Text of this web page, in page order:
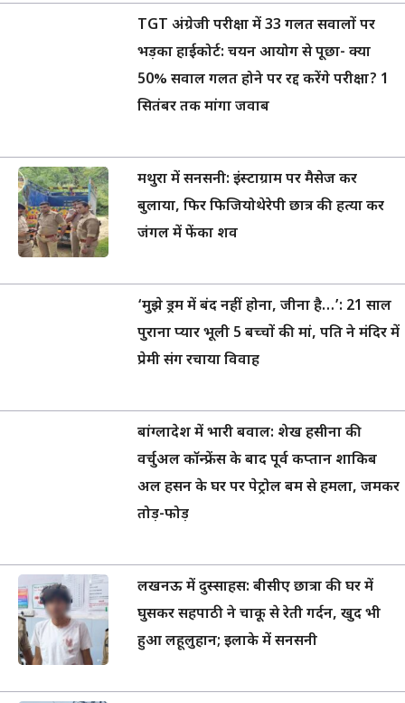
TGT अंग्रेजी परीक्षा में 33 गलत सवालों पर
भड़का हाईकोर्ट: चयन आयोग से पूछा- क्या
50% सवाल गलत होने पर रद्द करेंगे परीक्षा? 1
सितंबर तक मांगा जवाब
मथुरा में सनसनी: इंस्टाग्राम पर मैसेज कर
बुलाया, फिर फिजियोथेरेपी छात्र की हत्या कर
जंगल में फेंका शव
‘मुझे ड्रम में बंद नहीं होना, जीना है…’: 21 साल
पुराना प्यार भूली 5 बच्चों की मां, पति ने मंदिर में
प्रेमी संग रचाया विवाह
बांग्लादेश में भारी बवाल: शेख हसीना की
वर्चुअल कॉन्फ्रेंस के बाद पूर्व कप्तान शाकिब
अल हसन के घर पर पेट्रोल बम से हमला, जमकर
तोड़-फोड़
लखनऊ में दुस्साहस: बीसीए छात्रा की घर में
घुसकर सहपाठी ने चाकू से रेती गर्दन, खुद भी
हुआ लहूलुहान; इलाके में सनसनी